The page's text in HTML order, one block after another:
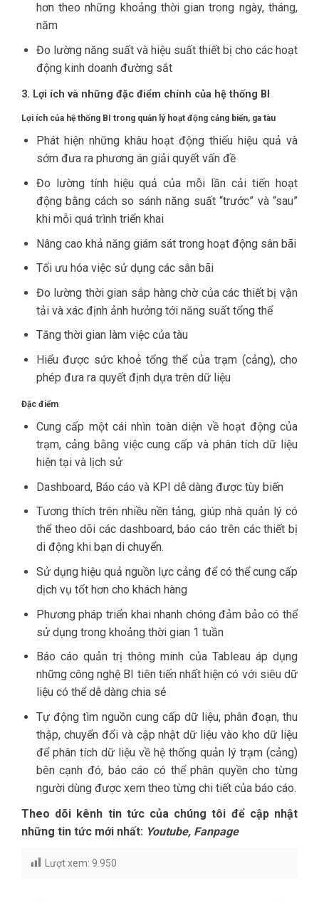
hơn theo những khoảng thời gian trong ngày, tháng,
năm
Đo lường năng suất và hiệu suất thiết bị cho các hoạt
động kinh doanh đường sắt
3. Lợi ích và những đặc điểm chính của hệ thống BI
Lợi ích của hệ thống BI trong quản lý hoạt động cảng biển, ga tàu
Phát hiện những khâu hoạt động thiếu hiệu quả và
sớm đưa ra phương án giải quyết vấn đề
Đo lường tính hiệu quả của mỗi lần cải tiến hoạt
động bằng cách so sánh năng suất “trước” và “sau”
khi mỗi quá trình triển khai
Nâng cao khả năng giám sát trong hoạt động sân bãi
Tối ưu hóa việc sử dụng các sân bãi
Đo lường thời gian sắp hàng chờ của các thiết bị vận
tải và xác định ảnh hưởng tới năng suất tổng thể
Tăng thời gian làm việc của tàu
Hiểu được sức khoẻ tổng thể của trạm (cảng), cho
phép đưa ra quyết định dựa trên dữ liệu
Đặc điểm
Cung cấp một cái nhìn toàn diện về hoạt động của
trạm, cảng bằng việc cung cấp và phân tích dữ liệu
hiện tại và lịch sử
Dashboard, Báo cáo và KPI dễ dàng được tùy biến
Tương thích trên nhiều nền tảng, giúp nhà quản lý có
thể theo dõi các dashboard, báo cáo trên các thiết bị
di động khi bạn di chuyển.
Sử dụng hiệu quả nguồn lực cảng để có thể cung cấp
dịch vụ tốt hơn cho khách hàng
Phương pháp triển khai nhanh chóng đảm bảo có thể
sử dụng trong khoảng thời gian 1 tuần
Báo cáo quản trị thông minh của Tableau áp dụng
những công nghệ BI tiên tiến nhất hiện có với siêu dữ
liệu có thể dễ dàng chia sẻ
Tự động tìm nguồn cung cấp dữ liệu, phân đoạn, thu
thập, chuyển đổi và cập nhật dữ liệu vào kho dữ liệu
để phân tích dữ liệu về hệ thống quản lý trạm (cảng)
bên cạnh đó, báo cáo có thể phân quyền cho từng
người dùng được xem theo từng chi tiết của báo cáo.
Theo dõi kênh tin tức của chúng tôi để cập nhật
những tin tức mới nhất: Youtube, Fanpage
Lượt xem: 9.950